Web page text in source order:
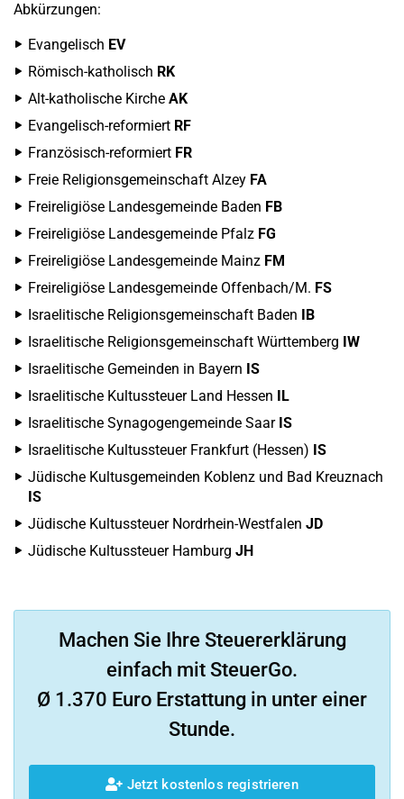
Abkürzungen:
Evangelisch EV
Römisch-katholisch RK
Alt-katholische Kirche AK
Evangelisch-reformiert RF
Französisch-reformiert FR
Freie Religionsgemeinschaft Alzey FA
Freireligiöse Landesgemeinde Baden FB
Freireligiöse Landesgemeinde Pfalz FG
Freireligiöse Landesgemeinde Mainz FM
Freireligiöse Landesgemeinde Offenbach/M. FS
Israelitische Religionsgemeinschaft Baden IB
Israelitische Religionsgemeinschaft Württemberg IW
Israelitische Gemeinden in Bayern IS
Israelitische Kultussteuer Land Hessen IL
Israelitische Synagogengemeinde SaarIS
Israelitische Kultussteuer Frankfurt (Hessen) IS
Jüdische Kultusgemeinden Koblenz und Bad Kreuznach
IS
Jüdische Kultussteuer Nordrhein-Westfalen JD
Jüdische Kultussteuer Hamburg JH
Machen Sie Ihre Steuererklärung
einfach mit SteuerGo.
Ø 1.370 Euro Erstattung in unter einer
Stunde.
Jetzt kostenlos registrieren